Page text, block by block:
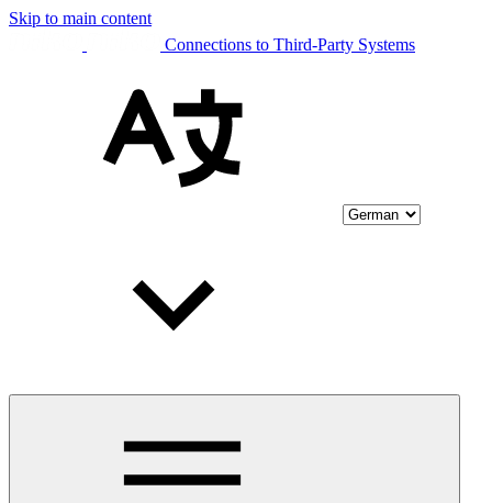
Skip to main content
Connections to Third-Party Systems